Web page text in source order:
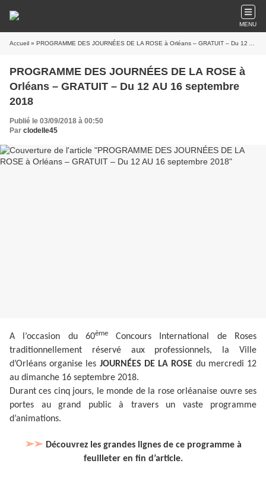
MENU
Accueil » PROGRAMME DES JOURNÉES DE LA ROSE à Orléans – GRATUIT – Du 12 AU 16 septembre 2018
PROGRAMME DES JOURNÉES DE LA ROSE à
Orléans – GRATUIT – Du 12 AU 16 septembre
2018
Publié le 03/09/2018 à 00:50
Par clodelle45
A l’occasion du 60èmeConcours International de Roses
traditionnellement réservé aux professionnels, la Ville
d’Orléans organise les JOURNÉES DE LA ROSE du mercredi 12
au dimanche 16 septembre 2018.
Durant ces cinq jours, le monde de la rose orléanaise ouvre ses
portes au grand public à travers un vaste programme
d’animations.
➢➢ Découvrez les grandes lignes de ce programme à
feuilleter en fin d’article.